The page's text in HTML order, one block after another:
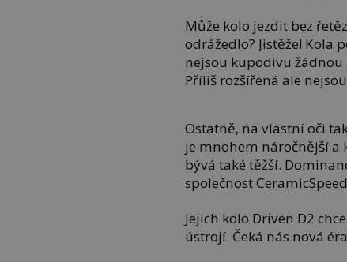
Může kolo jezdit bez
odrážedlo? Jistěže! Kola
nejsou kupodivu žádnou
Příliš rozšířená ale
Ostatně, na vlastní oči
je mnohem náročnější a
bývá také těžší.
společnost
Jejich kolo Driven D2
ústrojí. Čeká nás nová